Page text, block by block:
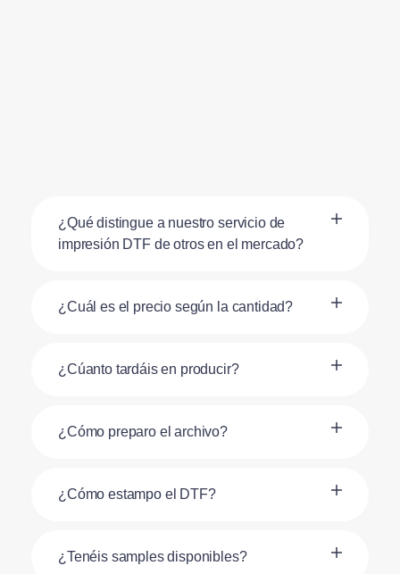
¿Qué distingue a nuestro servicio de
impresión DTF de otros en el mercado?
¿Cuál es el precio según la cantidad?
¿Cúanto tardáis en producir?
¿Cómo preparo el archivo?
¿Cómo estampo el DTF?
¿Tenéis samples disponibles?